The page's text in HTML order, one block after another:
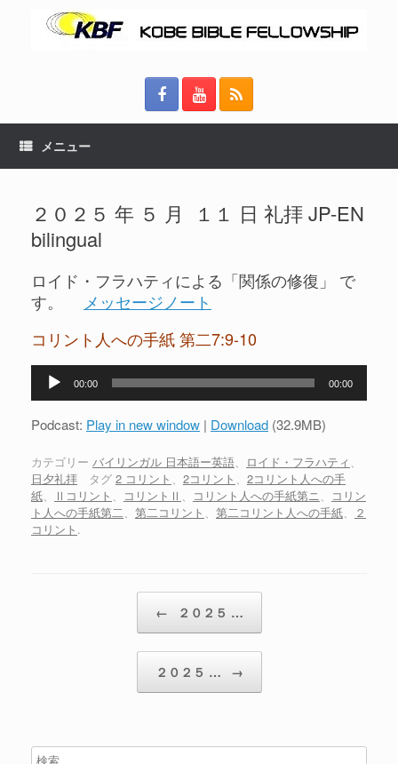
メニュー
２０２５ 年 ５ 月 １１ 日 礼拝 JP-EN
bilingual
ロイド・フラハティによる「関係の修復」 で
す。
メッセージノート
コリント人への手紙 第二7:9-10
プ
ー
ヤ
ー
00:00 00:00
Podcast: Play in new window | Download (32.9MB)
カテゴリー バイリンガル 日本語ー英語、 ロイド・フラハティ、
日夕礼拝 タグ 2 コリント 、 2コリント 、 2コリント人への手
紙、 Ⅱコリント 、 コリントⅡ 、 コリント人への手紙第ニ、
コリン
ト人への手紙第二、 第二コリント 、 第二コリント人への手紙、
２
コリント .
← ２０２５ …
２０２５ … →